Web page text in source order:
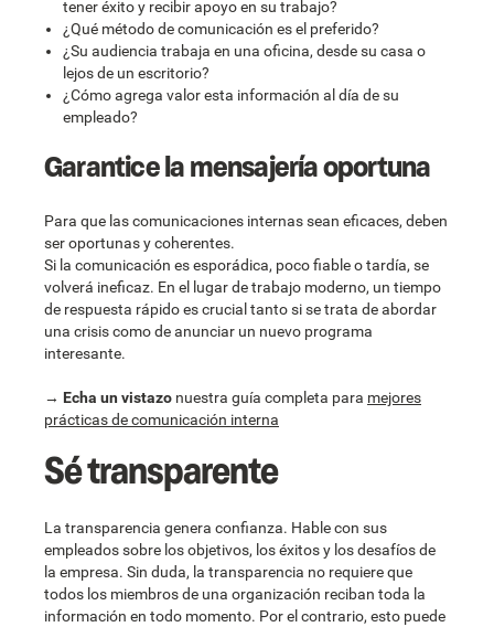
tener éxito y recibir apoyo en su trabajo?
¿Qué método de comunicación es el preferido?
¿Su audiencia trabaja en una oficina, desde su casa o
lejos de un escritorio?
¿Cómo agrega valor esta información al día de su
empleado?
Garantice la mensajería oportuna
Para que las comunicaciones internas sean eficaces, deben
ser oportunas y coherentes.
Si la comunicación es esporádica, poco fiable o tardía, se
volverá ineficaz. En el lugar de trabajo moderno, un tiempo
de respuesta rápido es crucial tanto si se trata de abordar
una crisis como de anunciar un nuevo programa
interesante.
→ Echa un vistazo nuestra guía completa para mejores
prácticas de comunicación interna
Sé transparente
La transparencia genera confianza. Hable con sus
empleados sobre los objetivos, los éxitos y los desafíos de
la empresa. Sin duda, la transparencia no requiere que
todos los miembros de una organización reciban toda la
información en todo momento. Por el contrario, esto puede